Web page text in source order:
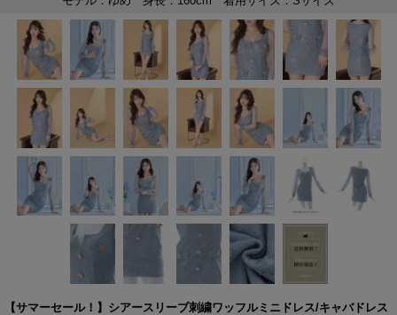
【サマーセール！】シアースリーブ刺繍ワッフルミニドレス/キャバドレス